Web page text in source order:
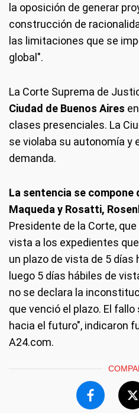
la oposición de generar
construcción de
las limitaciones que se
global".
La Corte Suprema de
Ciudad de Buenos Aires
clases presenciales. La
se violaba su autonomía y
demanda.
La sentencia se compone
Maqueda y Rosatti,
Presidente de la Corte,
vista a los expedientes
un plazo de vista de 5 días
luego 5 días hábiles de
no se declara la
que venció el plazo. El
hacia el futuro", indicaron
A24.com.